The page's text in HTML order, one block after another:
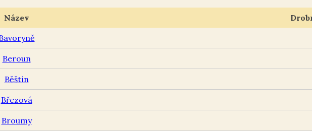
Název
Beroun
Běštín
Březová
Broumy